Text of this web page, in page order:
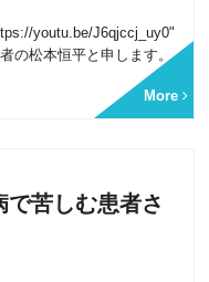
youtu.be/J6qjccj_uy0"
の松本恒平と申します。
More
で苦しむ患者さ